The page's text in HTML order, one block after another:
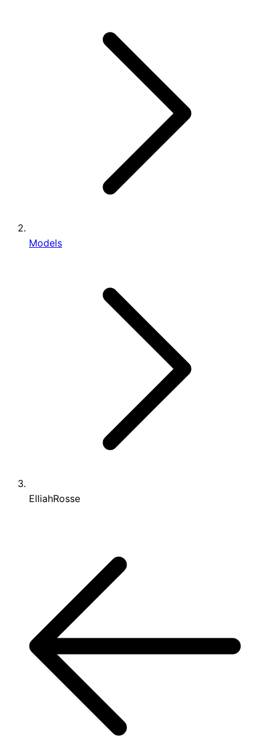
Models
ElliahRosse